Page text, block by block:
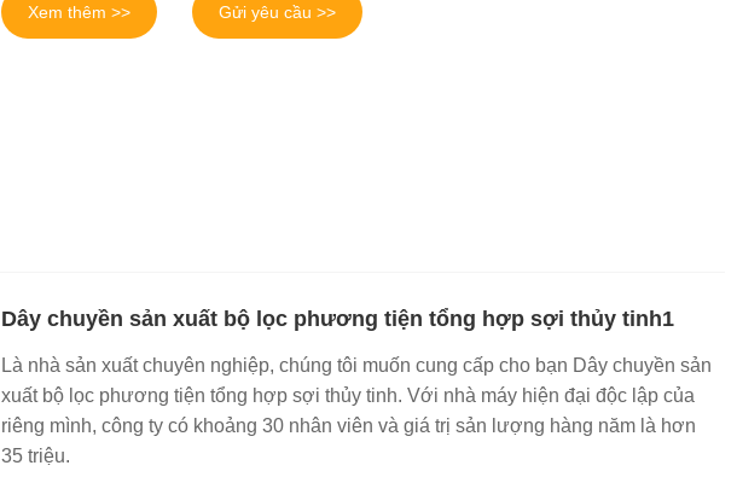
Xem thêm >> Gửi yêu cầu >>
Dây chuyền sản xuất bộ lọc phương tiện tổng hợp sợi thủy tinh1
Là nhà sản xuất chuyên nghiệp, chúng tôi muốn cung cấp cho bạn Dây chuyền sản
xuất bộ lọc phương tiện tổng hợp sợi thủy tinh. Với nhà máy hiện đại độc lập của
riêng mình, công ty có khoảng 30 nhân viên và giá trị sản lượng hàng năm là hơn
35 triệu.